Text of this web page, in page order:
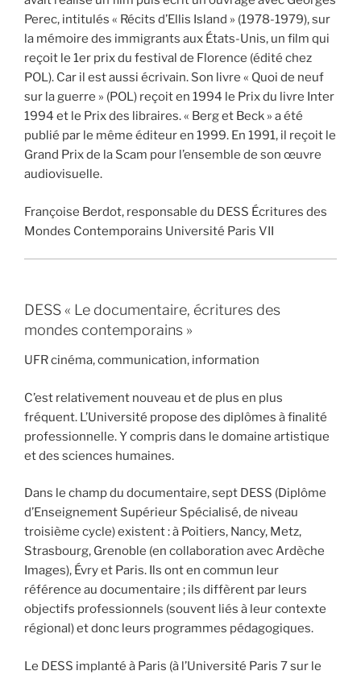
Perec, intitulés « Récits d’Ellis Island » (1978-1979), sur
la mémoire des immigrants aux États-Unis, un film qui
reçoit le 1er prix du festival de Florence (édité chez
POL). Car il est aussi écrivain. Son livre « Quoi de neuf
sur la guerre » (POL) reçoit en 1994 le Prix du livre Inter
1994 et le Prix des libraires. « Berg et Beck » a été
publié par le même éditeur en 1999. En 1991, il reçoit le
Grand Prix de la Scam pour l’ensemble de son œuvre
audiovisuelle.
Françoise Berdot, responsable du DESS Écritures des
Mondes Contemporains Université Paris VII
DESS « Le documentaire, écritures des
mondes contemporains »
UFR cinéma, communication, information
C’est relativement nouveau et de plus en plus
fréquent. L’Université propose des diplômes à finalité
professionnelle. Y compris dans le domaine artistique
et des sciences humaines.
Dans le champ du documentaire, sept DESS (Diplôme
d’Enseignement Supérieur Spécialisé, de niveau
troisième cycle) existent : à Poitiers, Nancy, Metz,
Strasbourg, Grenoble (en collaboration avec Ardèche
Images), Évry et Paris. Ils ont en commun leur
référence au documentaire ; ils diffèrent par leurs
objectifs professionnels (souvent liés à leur contexte
régional) et donc leurs programmes pédagogiques.
Le DESS implanté à Paris (à l’Université Paris 7 sur le